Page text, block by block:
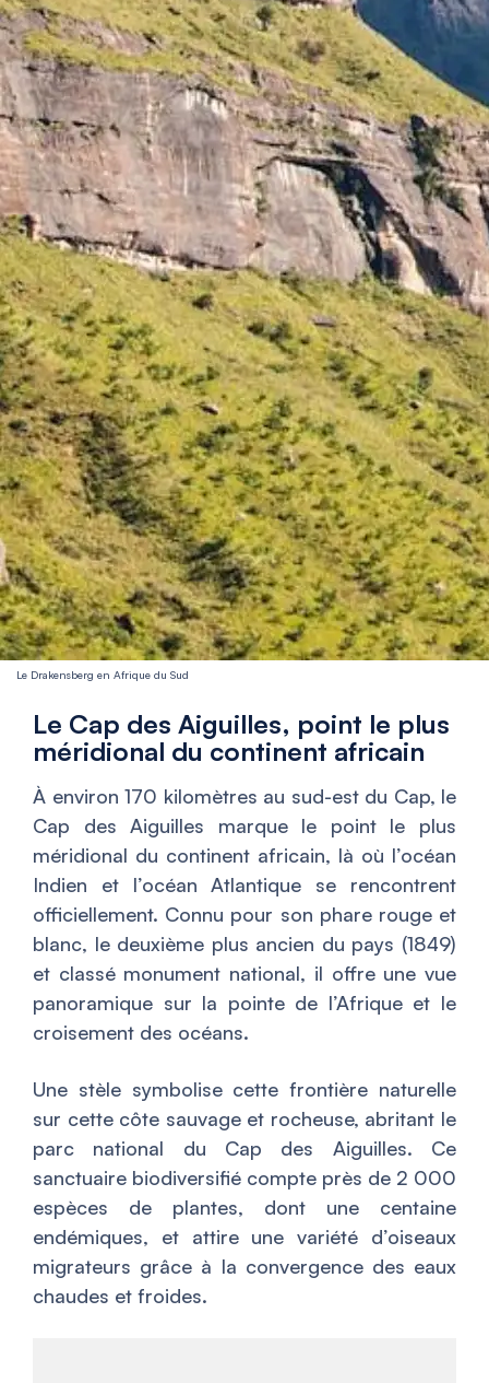
Le Drakensberg en Afrique du Sud
Le Cap des Aiguilles, point le plus
méridional du continent africain
À environ 170 kilomètres au sud-est du Cap, le
Cap des Aiguilles marque le point le plus
méridional du continent africain, là où l’océan
Indien et l’océan Atlantique se rencontrent
officiellement. Connu pour son phare rouge et
blanc, le deuxième plus ancien du pays (1849)
et classé monument national, il offre une vue
panoramique sur la pointe de l’Afrique et le
croisement des océans.
Une stèle symbolise cette frontière naturelle
sur cette côte sauvage et rocheuse, abritant le
parc national du Cap des Aiguilles. Ce
sanctuaire biodiversifié compte près de 2 000
espèces de plantes, dont une centaine
endémiques, et attire une variété d’oiseaux
migrateurs grâce à la convergence des eaux
chaudes et froides.